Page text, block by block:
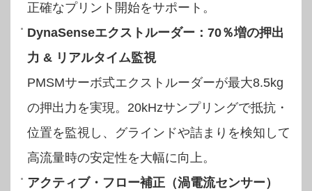
正確なプリント開始をサポート。
DynaSenseエクストルーダー：70％増の押出
力 & リアルタイム監視
PMSMサーボ式エクストルーダーが最大8.5kg
の押出力を実現。20kHzサンプリングで抵抗・
位置を監視し、グラインドや詰まりを検知して
高流量時の安定性を大幅に向上。
アクティブ・フロー補正（渦電流センサー）